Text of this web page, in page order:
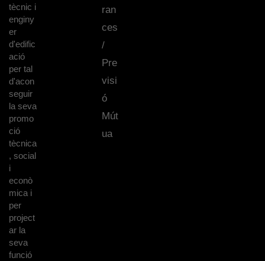
tècnic i
enginy
er
d'edific
ació
per tal
d'acon
seguir
la seva
promo
ció
tècnica
, social
i
econò
mica i
per
project
ar la
seva
funció
ran
ces
/
Pre
visi
ó
Mút
ua